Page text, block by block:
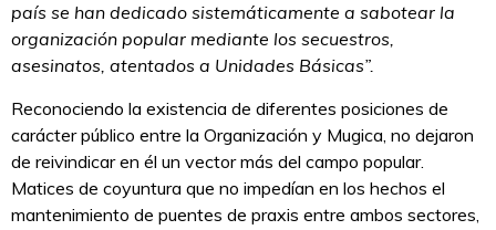
país se han dedicado sistemáticamente a sabotear la
organización popular mediante los secuestros,
asesinatos, atentados a Unidades Básicas”.
Reconociendo la existencia de diferentes posiciones de
carácter público entre la Organización y Mugica, no dejaron
de reivindicar en él un vector más del campo popular.
Matices de coyuntura que no impedían en los hechos el
mantenimiento de puentes de praxis entre ambos sectores,